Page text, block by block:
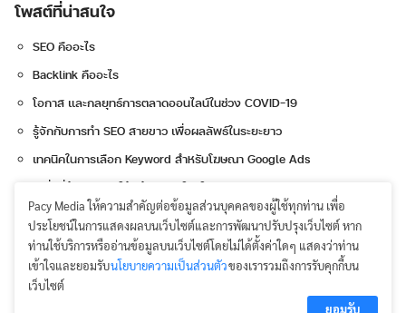
โพสต์ที่น่าสนใจ
SEO คืออะไร
Backlink คืออะไร
โอกาส และกลยุทธ์การตลาดออนไลน์ในช่วง COVID-19
รู้จักกับการทำ SEO สายขาว เพื่อผลลัพธ์ในระยะยาว
เทคนิคในการเลือก Keyword สำหรับโฆษณา Google Ads
6 สิ่งที่ต้องเตรียมให้พร้อมก่อนโปรโมท Instagram
3 หัวใจสำคัญในการทำ Content Marketing
โฆษณาวิดีโอ Ad Sequencing ลูกเล่นใหม่จาก YouTube
Pacy Media ให้ความสำคัญต่อข้อมูลส่วนบุคคลของผู้ใช้ทุกท่าน เพื่อ
ประโยชน์ในการแสดงผลบนเว็บไซต์และการพัฒนาปรับปรุงเว็บไซต์ หาก
ท่านใช้บริการหรืออ่านข้อมูลบนเว็บไซต์โดยไม่ได้ตั้งค่าใดๆ แสดงว่าท่าน
เข้าใจและยอมรับนโยบายความเป็นส่วนตัวของเรารวมถึงการรับคุกกี้บน
เว็บไซต์
ยอมรับ